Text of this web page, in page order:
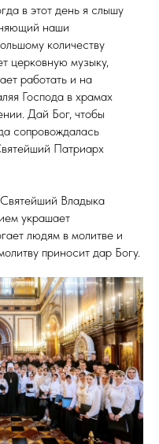
в этот день я слышу
наши
количеству
церковную музыку,
работать и на
Господа в храмах
Дай Бог, чтобы
сопровождалась
Патриарх
Владыка
украшает
людям в молитве и
приносит дар Богу.